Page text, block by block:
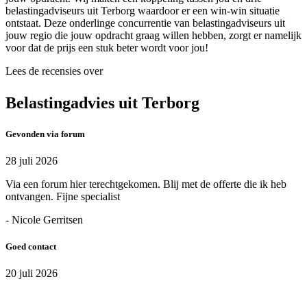
belastingadviseurs uit Terborg waardoor er een win-win situatie
ontstaat. Deze onderlinge concurrentie van belastingadviseurs uit
jouw regio die jouw opdracht graag willen hebben, zorgt er namelijk
voor dat de prijs een stuk beter wordt voor jou!
Lees de recensies over
Belastingadvies uit Terborg
Gevonden via forum
28 juli 2026
Via een forum hier terechtgekomen. Blij met de offerte die ik heb
ontvangen. Fijne specialist
- Nicole Gerritsen
Goed contact
20 juli 2026